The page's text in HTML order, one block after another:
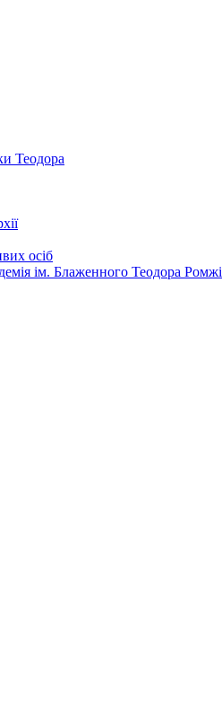
Теодора
осіб
ім. Блаженного Теодора Ромжі